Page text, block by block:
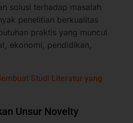
solusi terhadap masalah
penelitian berkualitas
praktis yang muncul
ekonomi, pendidikan,
Studi Literatur yang
Unsur Novelty